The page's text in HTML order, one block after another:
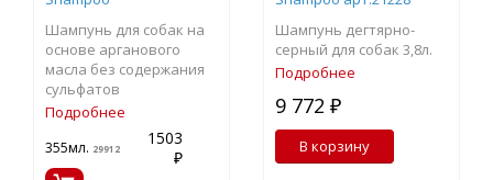
Шампунь для собак на
основе арганового
масла без содержания
сульфатов
Подробнее
355мл. 29912
1503
₽
Шампунь дегтярно-
серный для собак 3,8л.
Подробнее
9 772 ₽
В корзину